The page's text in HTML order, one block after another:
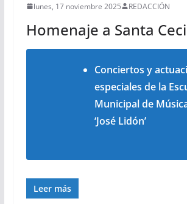
lunes, 17 noviembre 2025 REDACCIÓN
Homenaje a Santa
Conciertos y
especiales de la
Municipal de
‘José Lidón’
Leer más